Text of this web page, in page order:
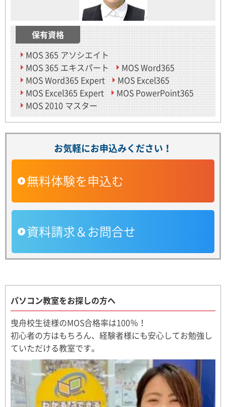
保有資格
MOS 365 アソシエイト
MOS 365 エキスパート
MOS Word365
MOS Word365 Expert
MOS Excel365
MOS Excel365 Expert
MOS PowerPoint365
MOS 2010 マスター
お気軽にお申込みください！
無料体験を申込む
資料請求＆お問合せ
パソコン教室をお探しの方へ
曳舟校生徒様のMOS合格率は100％！
初心者の方はもちろん、経験者様にも安心してお勉強し
ていただける教室です。